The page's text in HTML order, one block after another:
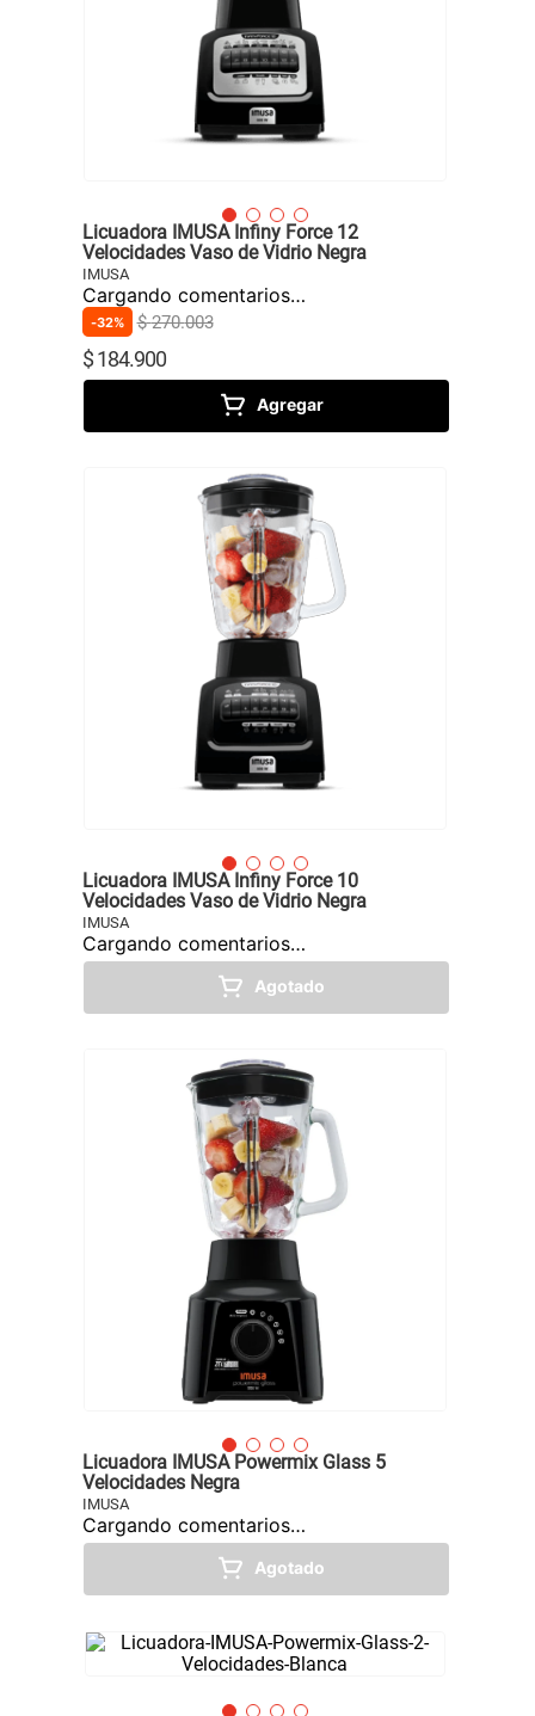
Licuadora IMUSA Infiny Force 12
Velocidades Vaso de Vidrio Negra
IMUSA
Cargando comentarios…
32% $ 270.003
$ 184.900
Agregar
Licuadora IMUSA Infiny Force 10
Velocidades Vaso de Vidrio Negra
IMUSA
Cargando comentarios…
Agotado
Licuadora IMUSA Powermix Glass 5
Velocidades Negra
IMUSA
Cargando comentarios…
Agotado